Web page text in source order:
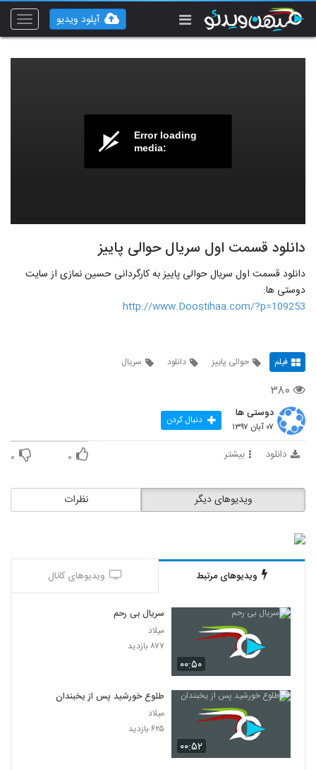
Toggle
آپلود ویدیو
Error loading
media:
دانلود قسمت اول سریال حوالی پاییز
دانلود قسمت اول سریال حوالی پاییز به کارگردانی حسین نمازی از سایت
دوستی ها:
http://www.Doostihaa.com/?p=109253
فیلم حوالی پاییز دانلود سریال
۳۸۰
دوستی ها
۰۷ آبان ۱۳۹۷ دنبال کردن
دانلود بیشتر ۰ ۰
نظرات ویدیوهای دیگر
ویدیوهای مرتبط ویدیوهای کانال
۰۰:۵۰
سریال بی رحم
میلاد
۸۷۷ بازدید
۰۰:۵۲
طلوع خورشید پس از یخبندان
میلاد
۶۲۵ بازدید